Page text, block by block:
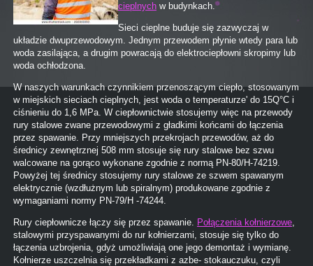
cieplnychw budynkach.
Sieci cieplne buduje się zazwyczaj w
układzie dwuprzewodowym. Jednym przewodem płynie wtedy para lub
woda zasilająca, a drugim powracają do elektrociepłowni skropimy lub
woda ochłodzona.
W naszych warunkach czynnikiem przenoszącym ciepło, stosowanym
w miejskich sieciach cieplnych, jest woda o temperaturze' do 15Q°C i
ciśnieniu do 1,6 MPa. W ciepłownictwie stosujemy więc na przewody
rury stalowe zwane przewodowymi z gładkimi końcami do łączenia
przez spawanie. Przy mniejszych przekrojach przewodów, aż do
średnicy zewnętrznej 508 mm stosuje się rury stalowe bez szwu
walcowane na gorąco wykonane zgodnie z normą PN-80/H-74219.
Powyżej tej średnicy stosujemy rury stalowe ze szwem spawanym
elektrycznie (wzdłużnym lub spiralnym) produkowane zgodnie z
wymaganiami normy PN-79/H -74244.
Rury ciepłownicze łączy się przez spawanie. Połączenia kołnierzowe,
stalowymi przyspawanymi do rur kołnierzami, stosuje się tylko do
łączenia uzbrojenia, gdyż umożliwiają one jego demontaż i wymianę.
Kołnierze uszczelnia się przekładkami z azbe- stokauczuku, czyli